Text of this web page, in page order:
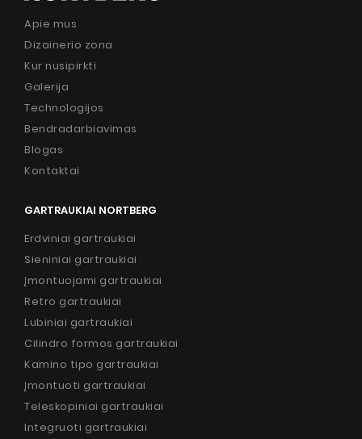
Apie mus
Dizainerio zona
Kur nusipirkti
Galerija
Technologijos
Bendradarbiavimas
Blogas
Kontaktai
GARTRAUKIAI NORTBERG
Erdviniai gartraukiai
Sieniniai gartraukiai
Įmontuojami gartraukiai
Retro gartraukiai
Lubiniai gartraukiai
Cilindro formos gartraukiai
Kamino tipo gartraukiai
Įmontuoti gartraukiai
Teleskopiniai gartraukiai
Integruoti gartraukiai